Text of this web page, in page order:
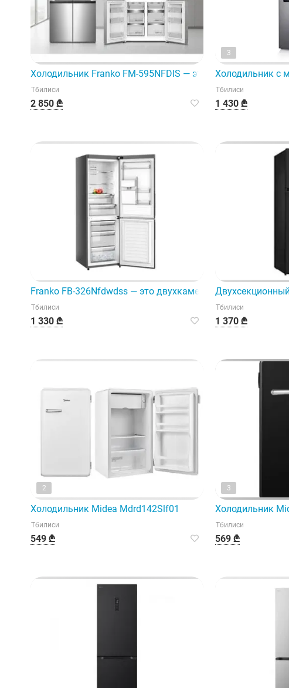
Холодильник Franko FM-595NFDIS — это
Тбилиси
2 850 ₾
3
Холодильник с
Тбилиси
1 430 ₾
Franko FB-326Nfdwdss — это двухкамерный
Тбилиси
1 330 ₾
Тбилиси
1 370 ₾
2
Холодильник Midea Mdrd142Slf01
Тбилиси
549 ₾
3
Холодильник
Тбилиси
569 ₾